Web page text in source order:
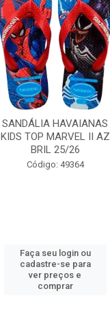
SANDÁLIA HAVAIANAS
KIDS TOP MARVEL II AZ
BRIL 25/26
Código: 49364
Faça seu login ou
cadastre-se para
ver preços e
comprar